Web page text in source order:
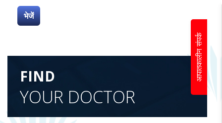
आपातकालीन संपर्क
FIND
YOUR DOCTOR